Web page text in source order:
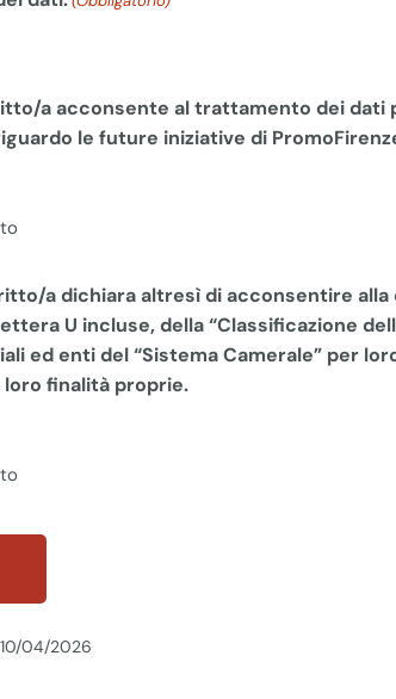
a acconsente al trattamento dei dati
le future iniziative di
a dichiara altresì di acconsentire alla
U incluse, della “Classificazione
ed enti del “Sistema Camerale” per
finalità proprie.
04/2026